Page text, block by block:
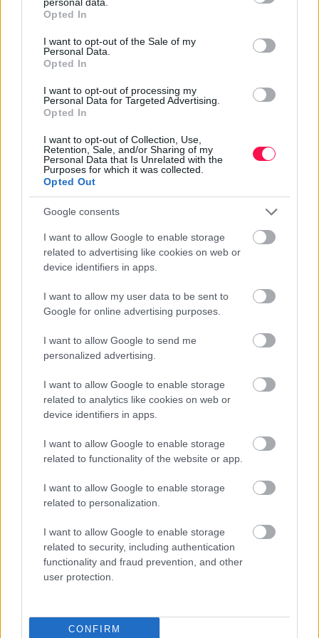
grant or deny consent to Google and its third-party tags to
use your data for below specified purposes in below Google
consent section.
Opted In
I want to opt-out of the Sale of my
Personal Data.
Opted In
I want to opt-out of processing my
Personal Data for Targeted Advertising.
Opted In
I want to opt-out of Collection, Use,
Retention, Sale, and/or Sharing of my
Personal Data that Is Unrelated with the
Purposes for which it was collected.
Opted Out
Google consents
I want to allow Google to enable storage
related to advertising like cookies on web or
device identifiers in apps.
I want to allow my user data to be sent to
Google for online advertising purposes.
I want to allow Google to send me
personalized advertising.
I want to allow Google to enable storage
related to analytics like cookies on web or
device identifiers in apps.
I want to allow Google to enable storage
related to functionality of the website or app.
I want to allow Google to enable storage
related to personalization.
I want to allow Google to enable storage
related to security, including authentication
functionality and fraud prevention, and other
user protection.
CONFIRM
GYAKRAN ISMÉTELT KÉRDÉSEK AZ ILMA
MIKOR VAN ILMA NÉVNAP?
hagyományos névnaptárban. Ezen a napon köszöntik
Magyarországon leggyakrabban az Ilma nevűeket.
MILYEN EREDETŰ AZ ILMA NÉV?
Az Ilma magyar / ősmagyar
Milyen névnap van ma?
Augusztus 8. -László
Augusztus 10. -Lőrinc
Augusztus 11. -Zsuzsanna,Tiborc
Augusztus 12. -Klára